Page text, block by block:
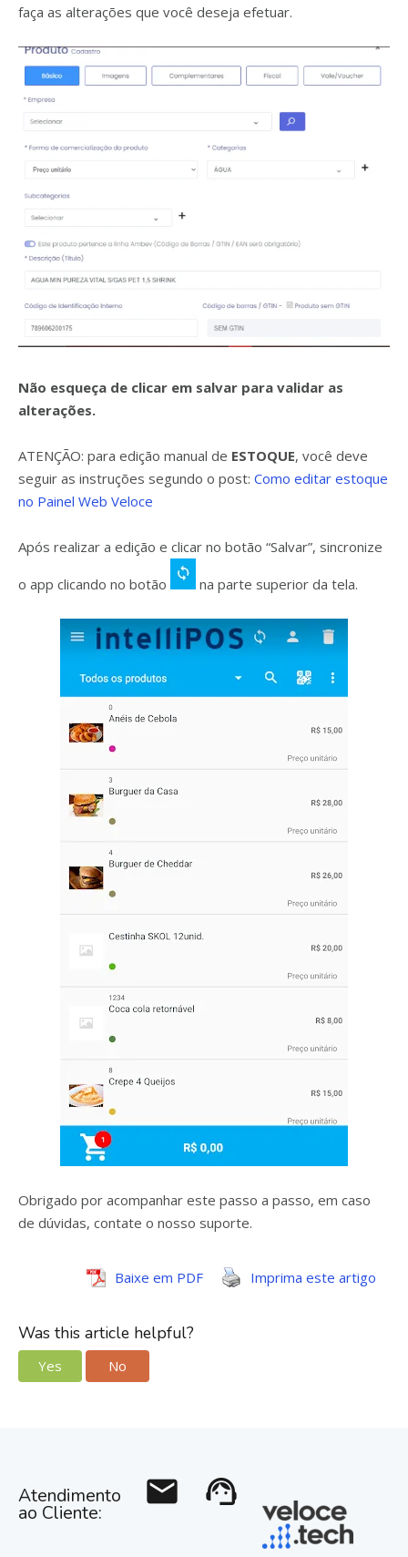
faça as alterações que você deseja efetuar.
Não esqueça de clicar em salvar para validar as
alterações.
ATENÇÃO: para edição manual de ESTOQUE, você deve
seguir as instruções segundo o post: Como editar estoque
no Painel Web Veloce
Após realizar a edição e clicar no botão “Salvar”, sincronize
o app clicando no botão na parte superior da tela.
Obrigado por acompanhar este passo a passo, em caso
de dúvidas, contate o nosso suporte.
Baixe em PDF Imprima este artigo
Was this article helpful?
Yes No
Atendimento
ao Cliente:
mail support_agent